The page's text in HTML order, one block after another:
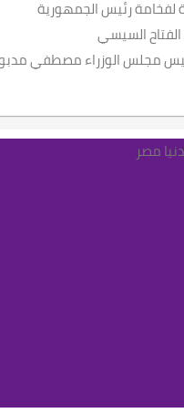
لفخامة رئيس الجمهورية
السيسي
مجلس الوزراء مصطفي